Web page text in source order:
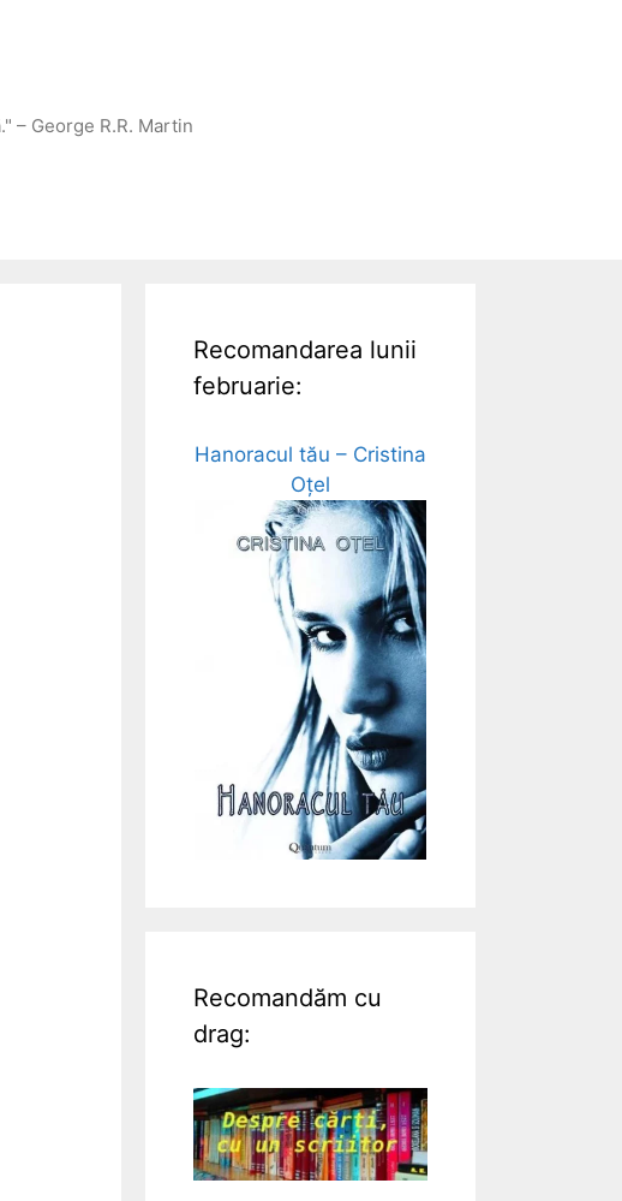
– George R.R. Martin
Recomandarea lunii
februarie:
Hanoracul tău – Cristina
Oțel
Recomandăm cu
drag: